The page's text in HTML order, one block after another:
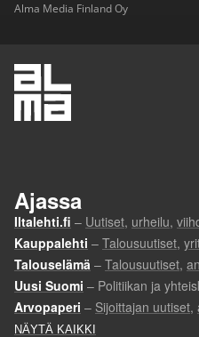
Alma Media Finland Oy